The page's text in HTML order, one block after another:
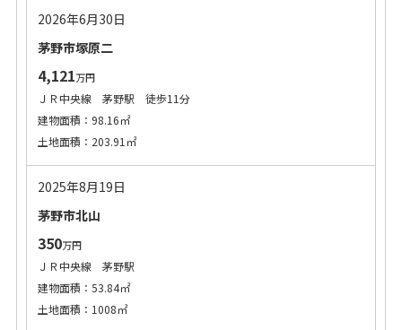
2026年6月30日
茅野市塚原二
4,121万円
ＪＲ中央線 茅野駅 徒歩11分
建物面積：98.16㎡
土地面積：203.91㎡
2025年8月19日
茅野市北山
350万円
ＪＲ中央線 茅野駅
建物面積：53.84㎡
土地面積：1008㎡